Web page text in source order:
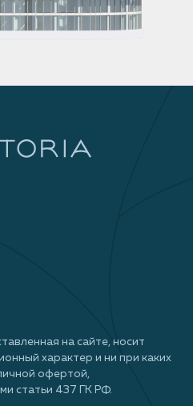
на сайте, носит
характер и ни при каких
офертой,
статьи 437 ГК РФ.